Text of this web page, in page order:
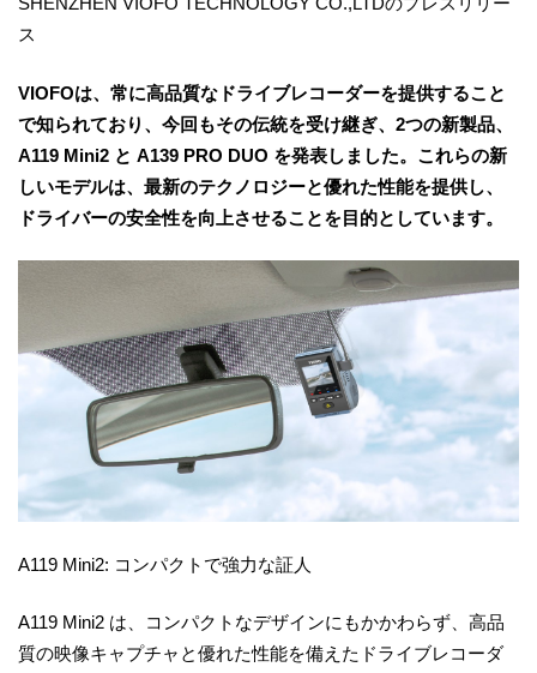
ス
VIOFOは、常に高品質なドライブレコーダーを提供すること
で知られており、今回もその伝統を受け継ぎ、2つの新製品、
A119 Mini2 と A139 PRO DUO を発表しました。これらの新
しいモデルは、最新のテクノロジーと優れた性能を提供し、
ドライバーの安全性を向上させることを目的としています。
A119 Mini2: コンパクトで強力な証人
A119 Mini2 は、コンパクトなデザインにもかかわらず、高品
質の映像キャプチャと優れた性能を備えたドライブレコーダ